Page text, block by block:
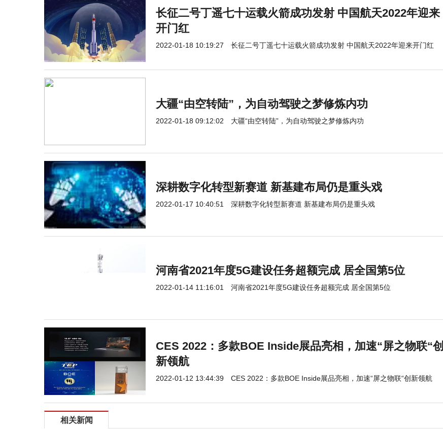
长征二号丁遥七十运载火箭成功发射 中国航天2022年迎来
开门红
2022-01-18 10:19:27 长征二号丁遥七十运载火箭成功发射 中国航天2022年迎来开门红
大疆“由空转陆”，为自动驾驶之梦修炼内功
2022-01-18 09:12:02 大疆“由空转陆”，为自动驾驶之梦修炼内功
深耕数字化转型新赛道 新基建布局仍是重头戏
2022-01-17 10:40:51 深耕数字化转型新赛道 新基建布局仍是重头戏
河南省2021年度5G建设任务超额完成 居全国第5位
2022-01-14 11:16:01 河南省2021年度5G建设任务超额完成 居全国第5位
CES 2022：多款BOE Inside展品亮相，加速“屏之物联“创
新领航
2022-01-12 13:44:39 CES 2022：多款BOE Inside展品亮相，加速“屏之物联“创新领航
相关新闻